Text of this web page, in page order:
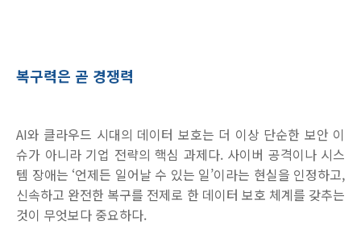
복구력은 곧 경쟁력
AI와 클라우드 시대의 데이터 보호는 더 이상 단순한 보안 이
슈가 아니라 기업 전략의 핵심 과제다. 사이버 공격이나 시스
템 장애는 ‘언제든 일어날 수 있는 일’이라는 현실을 인정하고,
신속하고 완전한 복구를 전제로 한 데이터 보호 체계를 갖추는
것이 무엇보다 중요하다.